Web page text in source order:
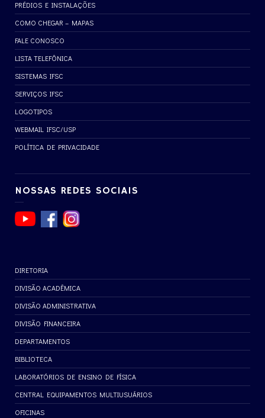
PRÉDIOS E INSTALAÇÕES
COMO CHEGAR – MAPAS
FALE CONOSCO
LISTA TELEFÔNICA
SISTEMAS IFSC
SERVIÇOS IFSC
LOGOTIPOS
WEBMAIL IFSC/USP
POLÍTICA DE PRIVACIDADE
NOSSAS REDES SOCIAIS
DIRETORIA
DIVISÃO ACADÊMICA
DIVISÃO ADMINISTRATIVA
DIVISÃO FINANCEIRA
DEPARTAMENTOS
BIBLIOTECA
LABORATÓRIOS DE ENSINO DE FÍSICA
CENTRAL EQUIPAMENTOS MULTIUSUÁRIOS
OFICINAS